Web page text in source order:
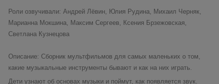
Роли озвучивали: Андрей Лёвин, Юлия Рудина, Михаил Черняк,
Марианна Мокшина, Максим Сергеев, Ксения Брзежовская,
Светлана Кузнецова
Описание: Сборник мультфильмов для самых маленьких о том,
какие музыкальные инструменты бывают и как на них играть.
Дети узнают об основах музыки и поймут, как появляется звук.